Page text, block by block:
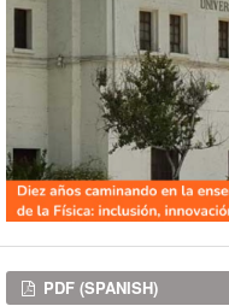
Downloads
PDF (SPANISH)